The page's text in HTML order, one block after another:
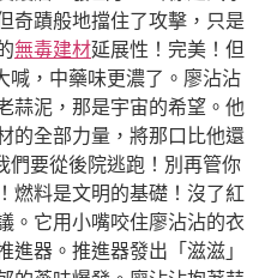
奇蹟般地擋住了攻擊，只是
無毒建材延展性！完美！但
喊，中藥味更濃了。廖沾沾
蒜泥，那是宇宙的希望。他
的全部力量，將那口比他還
們要從後院逃跑！別再管你
燃料是文明的基礎！沒了紅
。它用小嘴咬住廖沾沾的衣
器。推進器發出「滋滋」